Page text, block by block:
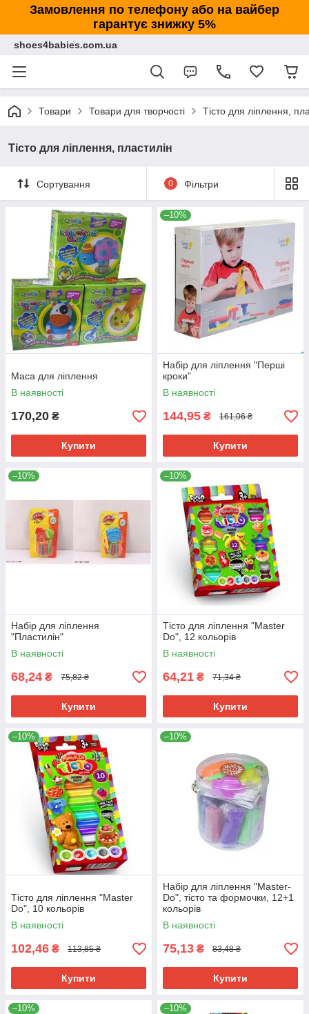
Замовлення по телефону або на вайбер
гарантує знижку 5%
shoes4babies.com.ua
Товари Товари для творчості Тісто для ліплення,
Тісто для ліплення, пластилін
Сортування 0 Фільтри
Маса для ліплення
В наявності
170,20 ₴
Купити
–10%
Набір для ліплення "Перші
кроки"
В наявності
144,95 ₴ 161,06 ₴
Купити
–10%
Набір для ліплення
"Пластилін"
В наявності
68,24 ₴ 75,82 ₴
Купити
–10%
Тісто для ліплення "Master
Do", 12 кольорів
В наявності
64,21 ₴ 71,34 ₴
Купити
–10%
Тісто для ліплення "Master
Do", 10 кольорів
В наявності
102,46 ₴ 113,85 ₴
Купити
–10%
Набір для ліплення "Master-
Do", тісто та формочки, 12+1
кольорів
В наявності
75,13 ₴ 83,48 ₴
Купити
–10% –10%